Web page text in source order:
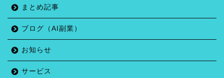
まとめ記事
ブログ（AI副業）
お知らせ
サービス